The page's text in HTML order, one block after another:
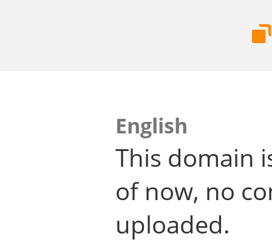
English
This domain
of now, no
uploaded.